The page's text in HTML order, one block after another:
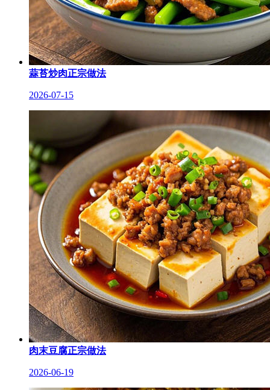
蒜苔炒肉正宗做法
2026-07-15
肉末豆腐正宗做法
2026-06-19